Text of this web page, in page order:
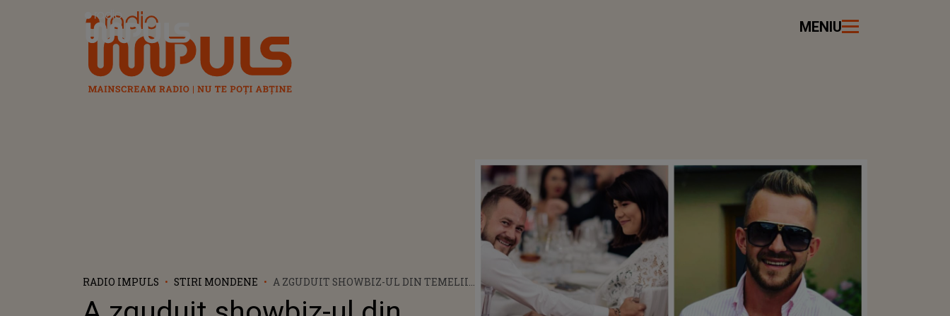
Radio Impuls MENIU
RADIO IMPULS STIRI MONDENE
A ZGUDUIT SHOWBIZ-UL DIN TEMELII
DANIEL ALOMAN, PRIMA REACȚIE